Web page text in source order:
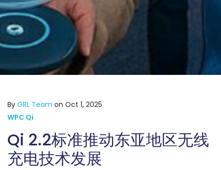
By GRL Team on Oct 1, 2025
WPC Qi
Qi 2.2标准推动东亚地区无线
充电技术发展